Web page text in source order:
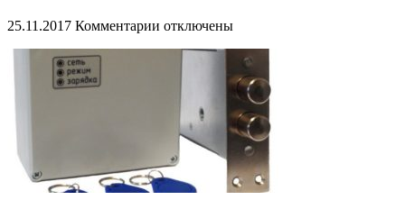
25.11.2017 Комментарии к
применения
электронных
замков
отключены